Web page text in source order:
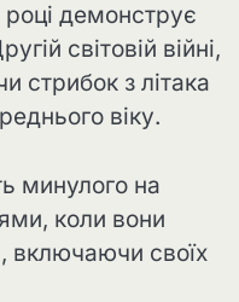
демонструє
світовій війні,
стрибок з літака
віку.
минулого на
коли вони
включаючи своїх